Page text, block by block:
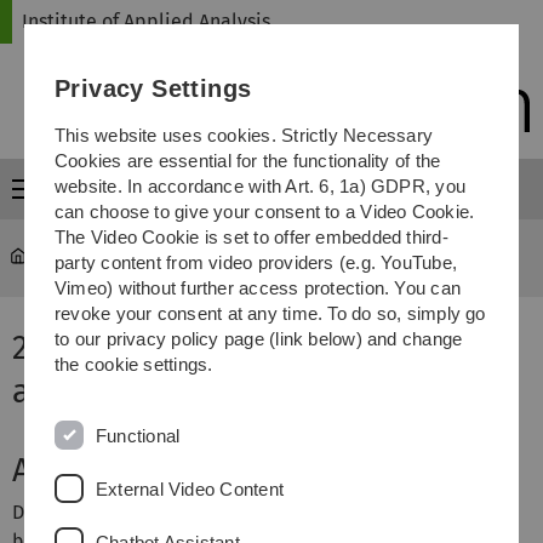
Skip
Skip
Skip
Skip
Institute of Applied Analysis
Menu
iaa ... Internetseminar: C*-algebras and dynamics
24. Internetseminar: C*-algebras
and dynamics
Aktuelles zur Durchführung
Die Veranstaltung im Wintersemester ist zunächst ein
Privacy Settings
This website uses cookies. Strictly Necessary
Cookies are essential for the functionality of the
website. In accordance with Art. 6, 1a) GDPR, you
can choose to give your consent to a Video Cookie.
The Video Cookie is set to offer embedded third-
party content from video providers (e.g. YouTube,
Vimeo) without further access protection. You can
revoke your consent at any time. To do so, simply go
to our privacy policy page (link below) and change
the cookie settings.
Functional
External Video Content